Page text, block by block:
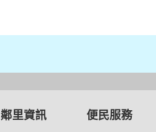
鄰里資訊 便民服務